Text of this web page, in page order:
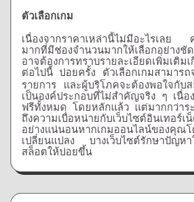
ตัวเลือกเกม
เนื่องจากราคาเหล่านี้ไม่มีอะไรเลย
มากที่มีช่องจำนวนมากให้เลือกอย่างชั
อาจต้องการทราบรายละเอียดเพิ่มเติม
ต่อไปนี้ บ่อยครั้ง ตัวเลือกเกมสามารถ
รายการ และผู้บริโภคจะต้องพอใจกับ
เป็นองค์ประกอบที่ไม่สำคัญจริง
ๆ
เนื่อ
ฟรีทั้งหมด โดยหลักแล้ว
แต่มากกว่าร
ถึงความเบื่อหน่ายกับเว็บไซต์อินเทอร์
อย่างแน่นอนหากเกมออนไลน์ของคุณโ
เปลี่ยนแปลง
บางเว็บไซต์รักษาปัญห
สล็อตให้บ่อยขึ้น